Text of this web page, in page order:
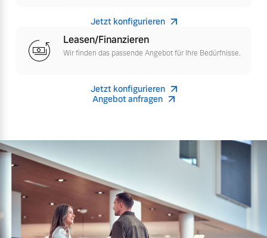
Jetzt konfigurieren
Leasen/Finanzieren
Wir finden das passende Angebot für Ihre Bedürfnisse.
Jetzt konfigurieren
Angebot anfragen